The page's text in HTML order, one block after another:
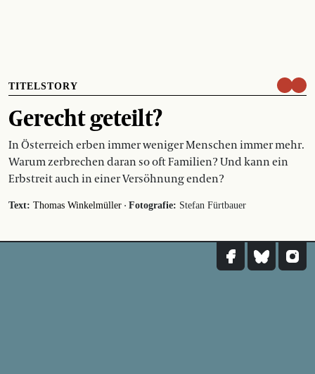
TITELSTORY
Gerecht geteilt?
In Österreich erben immer weniger Menschen immer mehr.
Warum zerbrechen daran so oft Familien? Und kann ein
Erbstreit auch in einer Versöhnung enden?
Text: Thomas Winkelmüller · Fotografie: Stefan Fürtbauer